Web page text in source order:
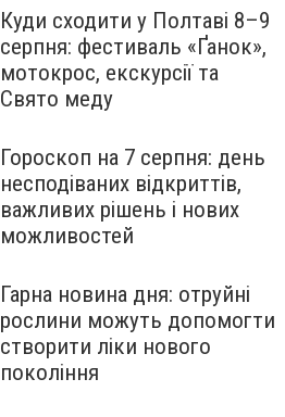
Куди сходити у Полтаві 8–9
серпня: фестиваль «Ґанок»,
мотокрос, екскурсії та
Свято меду
Гороскоп на 7 серпня: день
несподіваних відкриттів,
важливих рішень і нових
можливостей
Гарна новина дня: отруйні
рослини можуть допомогти
створити ліки нового
покоління